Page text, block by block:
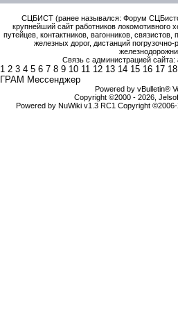
СЦБИСТ (ранее назывался: Форум
крупнейший сайт работников локомотивного
путейцев, контактников, вагонников,
железных дорог, дистанций погрузочно-
Связь с администрацией сайта:
1 2 3 4 5 6 7 8 9 10 11 12 13 14 15 16 17 18
ГРАМ Мессенджер
Powered by vBulletin®
Copyright ©2000 - 2026,
Powered by NuWiki v1.3 RC1 Copyright